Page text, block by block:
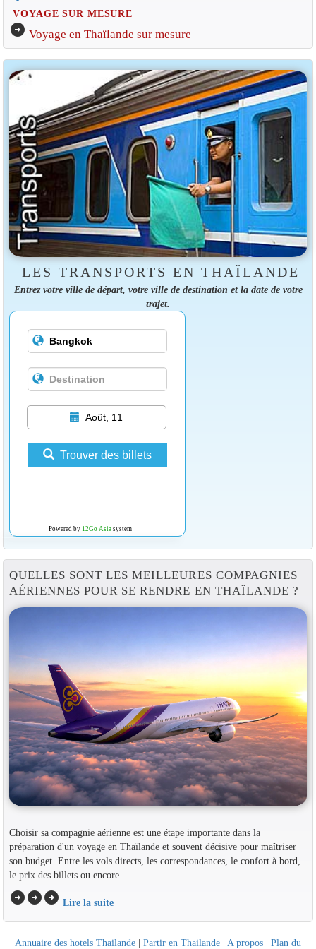
VOYAGE SUR MESURE
arrow_circle_right Voyage en Thaïlande sur mesure
LES TRANSPORTS EN THAÏLANDE
Entrez votre ville de départ, votre ville de destination et la date de votre
trajet.
Août, 11
Trouver des billets
Powered by 12Go Asiasystem
QUELLES SONT LES MEILLEURES COMPAGNIES
AÉRIENNES POUR SE RENDRE EN THAÏLANDE ?
Choisir sa compagnie aérienne est une étape importante dans la
préparation d'un voyage en Thaïlande et souvent décisive pour maîtriser
son budget. Entre les vols directs, les correspondances, le confort à bord,
le prix des billets ou encore...
arrow_circle_rightarrow_circle_rightarrow_circle_right Lire la suite
Annuaire des hotels Thailande | Partir en Thailande | A propos | Plan du